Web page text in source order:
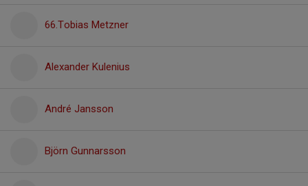
66.Tobias Metzner
Alexander Kulenius
André Jansson
Björn Gunnarsson